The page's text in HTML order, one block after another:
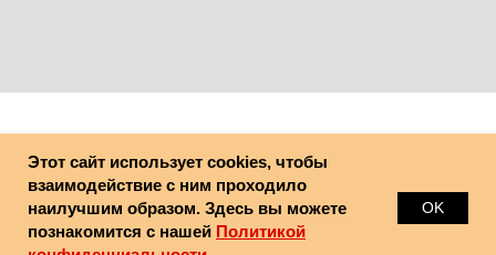
Этот сайт использует cookies, чтобы
взаимодействие с ним проходило
наилучшим образом. Здесь вы можете
познакомится с нашей Политикой
OK